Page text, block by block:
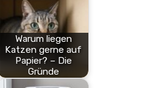
Warum liegen
Katzen gerne auf
Papier? – Die
Gründe